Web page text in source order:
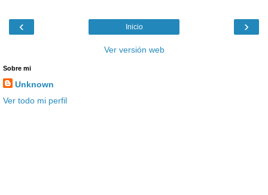
‹ ›
Inicio
Ver versión web
Sobre mi
Unknown
Ver todo mi perfil